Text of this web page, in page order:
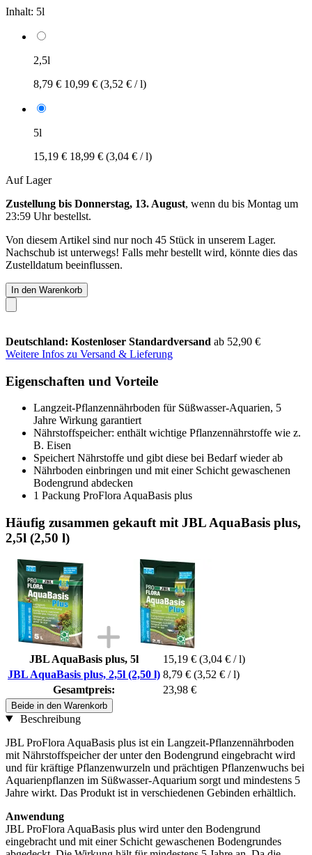
Inhalt: 5l
2,5l
8,79 € 10,99 € (3,52 € / l)
5l
15,19 € 18,99 € (3,04 € / l)
Auf Lager
Zustellung bis Donnerstag, 13. August, wenn du bis Montag um
23:59 Uhrbestellst.
Von diesem Artikel sind nur noch 45 Stück in unserem Lager.
Nachschub ist unterwegs! Falls mehr bestellt wird, könnte dies das
Zustelldatum beeinflussen.
In den Warenkorb
Deutschland: Kostenloser Standardversand ab 52,90 €
Weitere Infos zu Versand & Lieferung
Eigenschaften und Vorteile
Langzeit-Pflanzennährboden für Süßwasser-Aquarien, 5
Jahre Wirkung garantiert
Nährstoffspeicher: enthält wichtige Pflanzennährstoffe wie z.
B. Eisen
Speichert Nährstoffe und gibt diese bei Bedarf wieder ab
Nährboden einbringen und mit einer Schicht gewaschenen
Bodengrund abdecken
1 Packung ProFlora AquaBasis plus
Häufig zusammen gekauft mit JBL AquaBasis plus,
2,5l (2,50 l)
JBL AquaBasis plus, 5l 15,19 € (3,04 € / l)
JBL AquaBasis plus, 2,5l (2,50 l) 8,79 € (3,52 € / l)
Gesamtpreis:
23,98 €
Beide in den Warenkorb
Beschreibung
JBL ProFlora AquaBasis plus ist ein Langzeit-Pflanzennährboden
mit Nährstoffspeicher der unter den Bodengrund eingebracht wird
und für kräftige Pflanzenwurzeln und prächtigen Pflanzenwuchs bei
Aquarienpflanzen im Süßwasser-Aquarium sorgt und mindestens 5
Jahre wirkt. Das Produkt ist in verschiedenen Gebinden erhältlich.
Anwendung
JBL ProFlora AquaBasis plus wird unter den Bodengrund
eingebracht und mit einer Schicht gewaschenen Bodengrundes